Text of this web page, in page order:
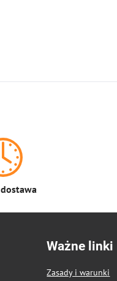
Ważne linki
Zasady i warunki